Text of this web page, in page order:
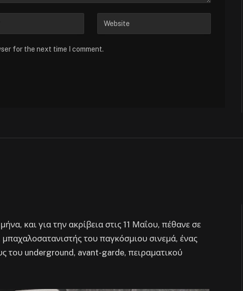
for the next time I comment.
και για την ακρίβεια στις 11 Μαΐου, πέθανε σε
μπαχαλοσατανιστής του παγκόσμιου σινεμά, ένας
του underground, avant-garde, πειραματικού